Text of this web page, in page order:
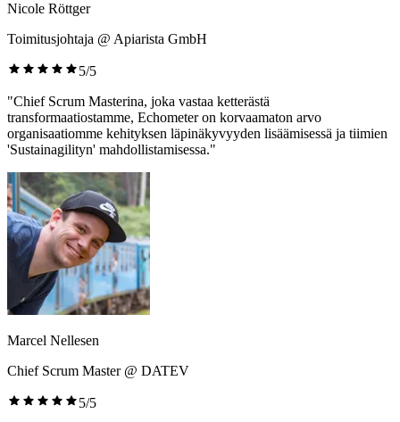
Nicole Röttger
Toimitusjohtaja @ Apiarista GmbH
5/5
"Chief Scrum Masterina, joka vastaa ketterästä
transformaatiostamme, Echometer on korvaamaton arvo
organisaatiomme kehityksen läpinäkyvyyden lisäämisessä ja tiimien
'Sustainagilityn' mahdollistamisessa."
Marcel Nellesen
Chief Scrum Master @ DATEV
5/5